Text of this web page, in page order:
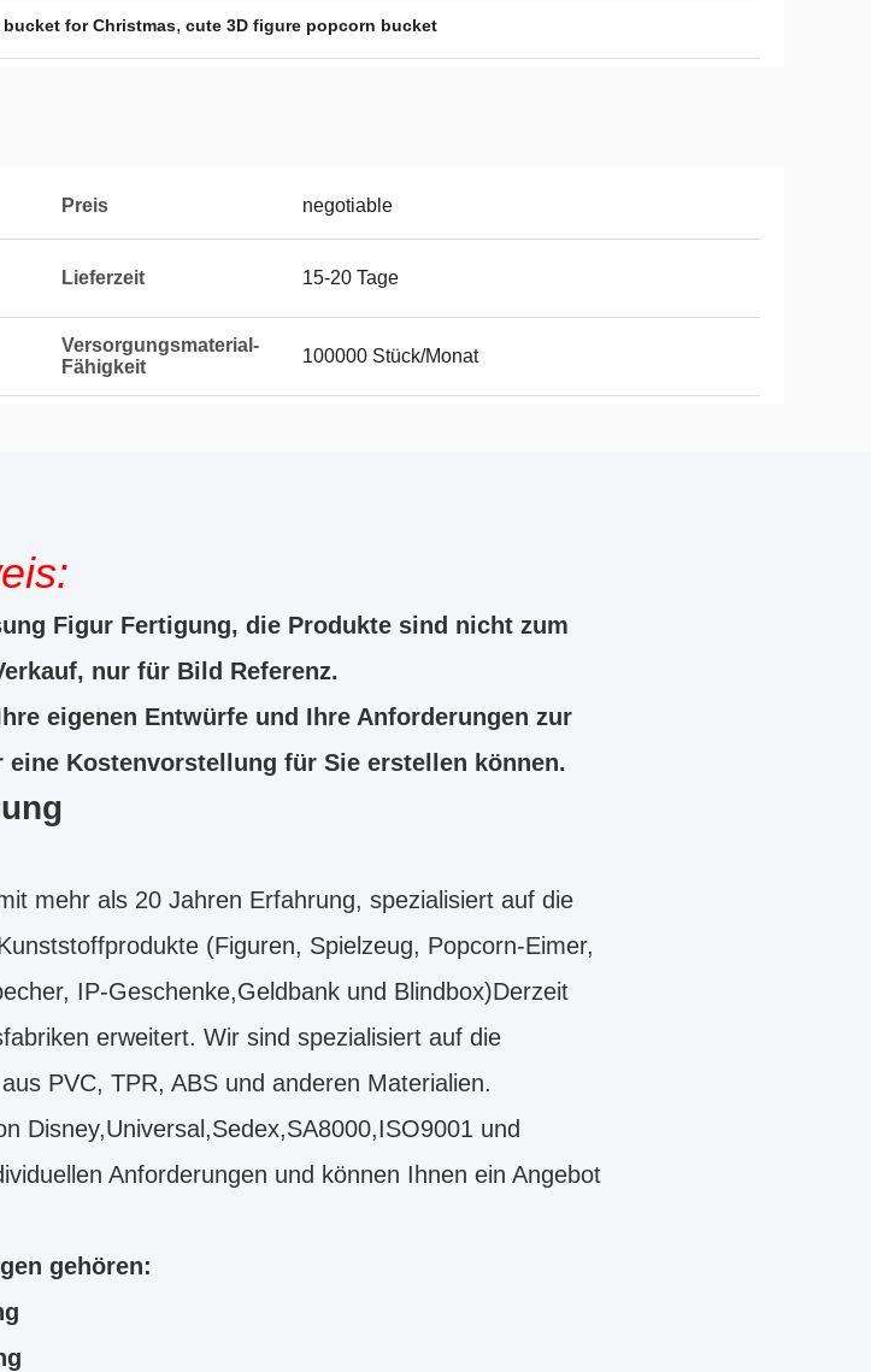
for Christmas, cute 3D figure popcorn bucket
Preis negotiable
Lieferzeit 15-20 Tage
Versorgungsmaterial-
Fähigkeit
100000 Stück/Monat
Figur Fertigung, die Produkte sind nicht zum
nur für Bild Referenz.
eigenen Entwürfe und Ihre Anforderungen zur
Kostenvorstellung für Sie erstellen können.
mehr als 20 Jahren Erfahrung, spezialisiert auf die
(Figuren, Spielzeug, Popcorn-Eimer,
IP-Geschenke,Geldbank und Blindbox)Derzeit
erweitert. Wir sind spezialisiert auf die
PVC, TPR, ABS und anderen Materialien.
Disney,Universal,Sedex,SA8000,ISO9001 und
Anforderungen und können Ihnen ein Angebot
gehören: